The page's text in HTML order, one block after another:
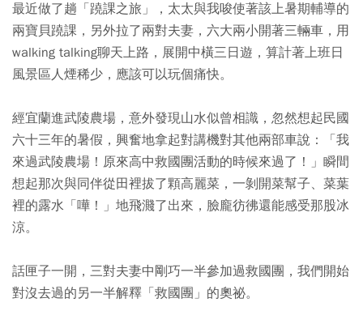
最近做了趟「蹺課之旅」，太太與我唆使著該上暑期輔導的
兩寶貝蹺課，另外拉了兩對夫妻，六大兩小開著三輛車，用
walking talking聊天上路，展開中橫三日遊，算計著上班日
風景區人煙稀少，應該可以玩個痛快。
經宜蘭進武陵農場，意外發現山水似曾相識，忽然想起民國
六十三年的暑假，興奮地拿起對講機對其他兩部車說：「我
來過武陵農場！原來高中救國團活動的時候來過了！」瞬間
想起那次與同伴從田裡拔了顆高麗菜，一剝開菜幫子、菜葉
裡的露水「嘩！」地飛濺了出來，臉龐彷彿還能感受那股冰
涼。
話匣子一開，三對夫妻中剛巧一半參加過救國團，我們開始
對沒去過的另一半解釋「救國團」的奧祕。